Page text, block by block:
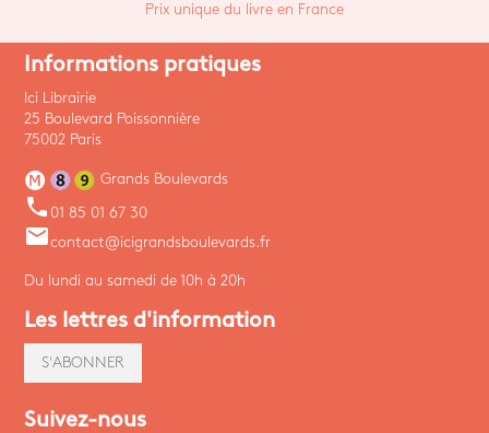
Prix unique du livre en France
Informations pratiques
Ici Librairie
25 Boulevard Poissonnière
75002 Paris
Grands Boulevards
phone 01 85 01 67 30
emailcontact@icigrandsboulevards.fr
Du lundi au samedi de 10h à 20h
Les lettres d'information
S'ABONNER
Suivez-nous